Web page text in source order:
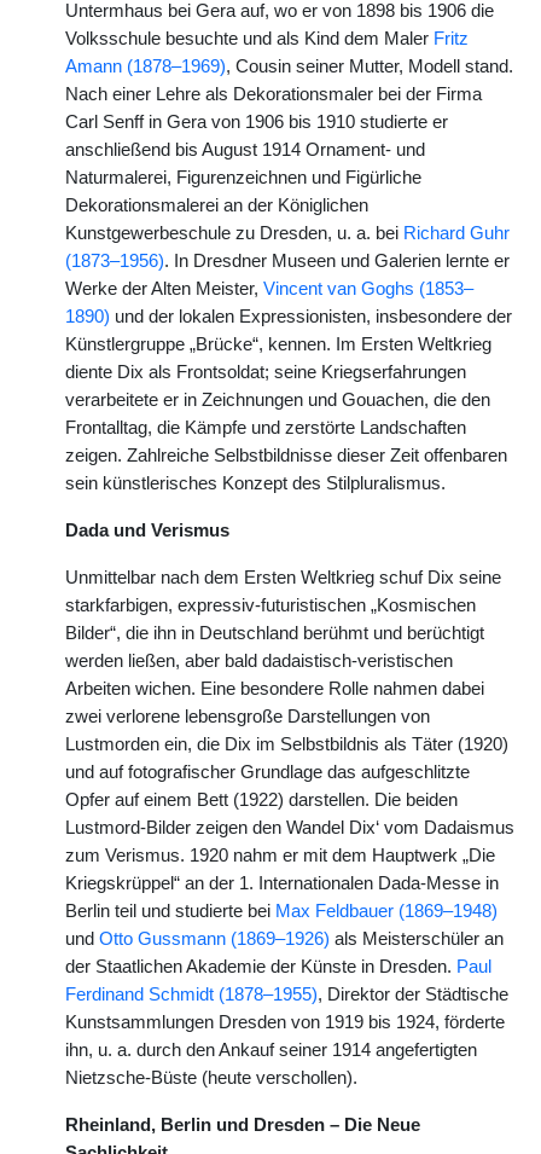
Untermhaus bei Gera auf, wo er von 1898 bis 1906 die
Volksschule besuchte und als Kind dem Maler Fritz
Amann (1878–1969), Cousin seiner Mutter, Modell stand.
Nach einer Lehre als Dekorationsmaler bei der Firma
Carl Senff in Gera von 1906 bis 1910 studierte er
anschließend bis August 1914 Ornament- und
Naturmalerei, Figurenzeichnen und Figürliche
Dekorationsmalerei an der Königlichen
Kunstgewerbeschule zu Dresden, u. a. bei Richard Guhr
(1873–1956). In Dresdner Museen und Galerien lernte er
Werke der Alten Meister, Vincent van Goghs (1853–
1890) und der lokalen Expressionisten, insbesondere der
Künstlergruppe „Brücke“, kennen. Im Ersten Weltkrieg
diente Dix als Frontsoldat; seine Kriegserfahrungen
verarbeitete er in Zeichnungen und Gouachen, die den
Frontalltag, die Kämpfe und zerstörte Landschaften
zeigen. Zahlreiche Selbstbildnisse dieser Zeit offenbaren
sein künstlerisches Konzept des Stilpluralismus.
Dada und Verismus
Unmittelbar nach dem Ersten Weltkrieg schuf Dix seine
starkfarbigen, expressiv-futuristischen „Kosmischen
Bilder“, die ihn in Deutschland berühmt und berüchtigt
werden ließen, aber bald dadaistisch-veristischen
Arbeiten wichen. Eine besondere Rolle nahmen dabei
zwei verlorene lebensgroße Darstellungen von
Lustmorden ein, die Dix im Selbstbildnis als Täter (1920)
und auf fotografischer Grundlage das aufgeschlitzte
Opfer auf einem Bett (1922) darstellen. Die beiden
Lustmord-Bilder zeigen den Wandel Dix‘ vom Dadaismus
zum Verismus. 1920 nahm er mit dem Hauptwerk „Die
Kriegskrüppel“ an der 1. Internationalen Dada-Messe in
Berlin teil und studierte bei Max Feldbauer (1869–1948)
und Otto Gussmann (1869–1926) als Meisterschüler an
der Staatlichen Akademie der Künste in Dresden. Paul
Ferdinand Schmidt (1878–1955), Direktor der Städtische
Kunstsammlungen Dresden von 1919 bis 1924, förderte
ihn, u. a. durch den Ankauf seiner 1914 angefertigten
Nietzsche-Büste (heute verschollen).
Rheinland, Berlin und Dresden – Die Neue